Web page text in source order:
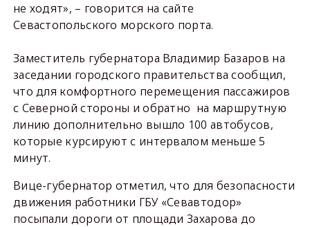
не ходят», – говорится на сайте
Севастопольского морского порта.
Заместитель губернатора Владимир Базаров на
заседании городского правительства сообщил,
что для комфортного перемещения пассажиров
с Северной стороны и обратно на маршрутную
линию дополнительно вышло 100 автобусов,
которые курсируют с интервалом меньше 5
минут.
Вице-губернатор отметил, что для безопасности
движения работники ГБУ «Севавтодор»
посыпали дороги от площади Захарова до